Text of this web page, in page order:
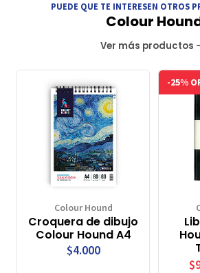
PUEDE QUE TE INTERESEN OTROS
Colour
Ver más productos
Colour Hound
Croquera de dibujo
Colour Hound A4
$4.000
-25%